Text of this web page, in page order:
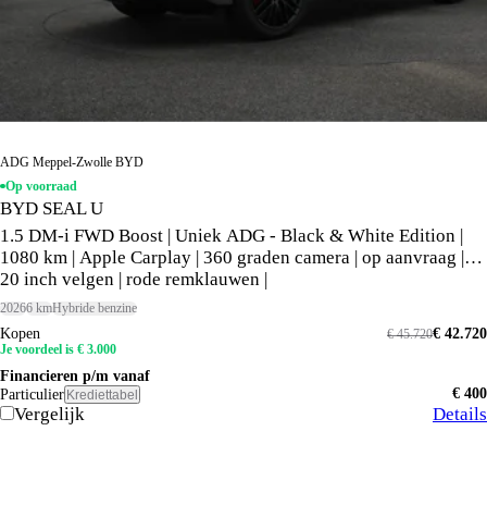
ADG Meppel-Zwolle BYD
Op voorraad
BYD SEAL U
1.5 DM-i FWD Boost | Uniek ADG - Black & White Edition |
1080 km | Apple Carplay | 360 graden camera | op aanvraag |
20 inch velgen | rode remklauwen |
20266 kmHybride benzine
Kopen € 42.720
€ 45.720
Je voordeel is € 3.000
Financieren p/m vanaf
Particulier Krediettabel € 400
Vergelijk Details